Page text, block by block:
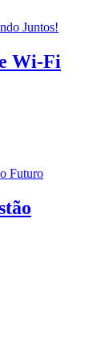
Wi-Fi